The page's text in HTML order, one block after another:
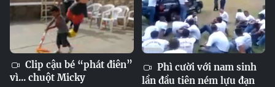
Clip cậu bé “phát điên”
vì... chuột Micky
Phì cười với nam sinh
lần đầu tiên ném lựu đạn